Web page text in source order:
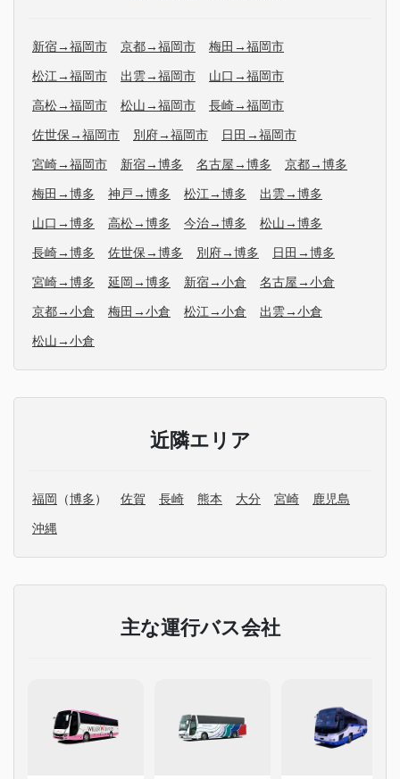
新宿→福岡市 京都→福岡市 梅田→福岡市
松江→福岡市 出雲→福岡市 山口→福岡市
高松→福岡市 松山→福岡市 長崎→福岡市
佐世保→福岡市 別府→福岡市 日田→福岡市
宮崎→福岡市 新宿→博多 名古屋→博多 京都→博多
梅田→博多 神戸→博多 松江→博多 出雲→博多
山口→博多 高松→博多 今治→博多 松山→博多
長崎→博多 佐世保→博多 別府→博多 日田→博多
宮崎→博多 延岡→博多 新宿→小倉 名古屋→小倉
京都→小倉 梅田→小倉 松江→小倉 出雲→小倉
松山→小倉
近隣エリア
福岡 （博多 ） 佐賀 長崎 熊本 大分 宮崎 鹿児島
沖縄
主な運行バス会社